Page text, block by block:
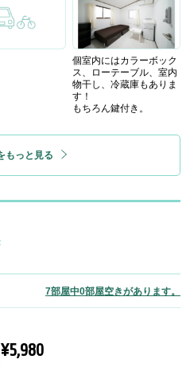
個室内にはカラーボック
ス、ローテーブル、室内
物干し、冷蔵庫もありま
す！
もちろん鍵付き。
もっと見る
7部屋中0部屋空きがあります。